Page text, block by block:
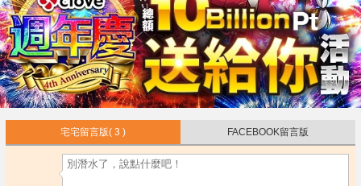
宅宅留言版( 3 ) FACEBOOK留言版